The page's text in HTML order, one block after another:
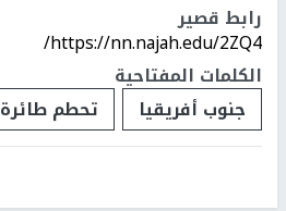
رابط قصير
https://nn.najah.edu/2ZQ4/
الكلمات المفتاحية
جنوب أفريقيا
تحطم طائرة